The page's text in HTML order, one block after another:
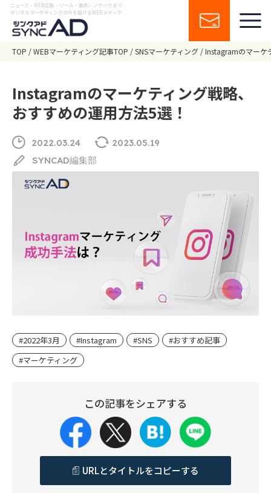
ニュース・WEB広告・ツール・事例・ノウハウまで
デジタルマーケティングの今を届けるWEBメディア
TOP WEBマーケティング記事TOP SNSマーケティング Instagramのマーケ
Instagramのマーケティング戦略、
おすすめの運用方法5選！
2022.03.24
2023.05.19
SYNCAD編集部
#2022年3月 #Instagram #SNS
#おすすめ記事
#マーケティング
この記事をシェアする
URLとタイトルをコピーする